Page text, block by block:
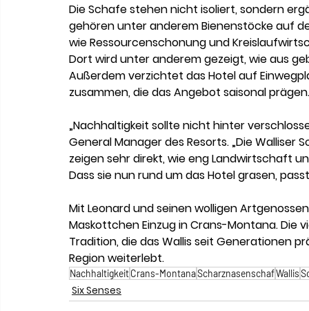
Die Schafe stehen nicht isoliert, sondern
gehören unter anderem Bienenstöcke auf
wie Ressourcenschonung und
Dort wird unter anderem gezeigt, wie aus
Außerdem verzichtet das Hotel auf
zusammen, die das Angebot saisonal prägen.
„Nachhaltigkeit sollte nicht hinter
General Manager des Resorts. „Die
zeigen sehr direkt, wie eng Landwirtschaft
Dass sie nun rund um das Hotel grasen,
Mit Leonard und seinen wolligen
Maskottchen Einzug in Crans-Montana. Die
Tradition, die das Wallis seit Generationen
Region weiterlebt.
NachhaltigkeitCrans-MontanaScharznasenschafWallis
Six Senses